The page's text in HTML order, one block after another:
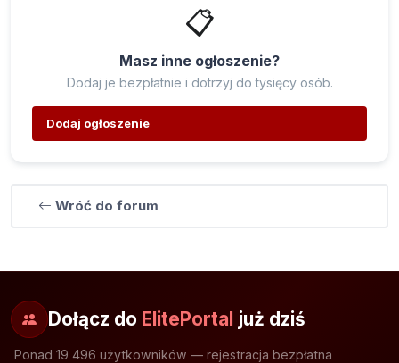
📋
Masz inne ogłoszenie?
Dodaj je bezpłatnie i dotrzyj do tysięcy osób.
Dodaj ogłoszenie
Wróć do forum
Dołącz do ElitePortal już dziś
Ponad 19 496 użytkowników — rejestracja bezpłatna